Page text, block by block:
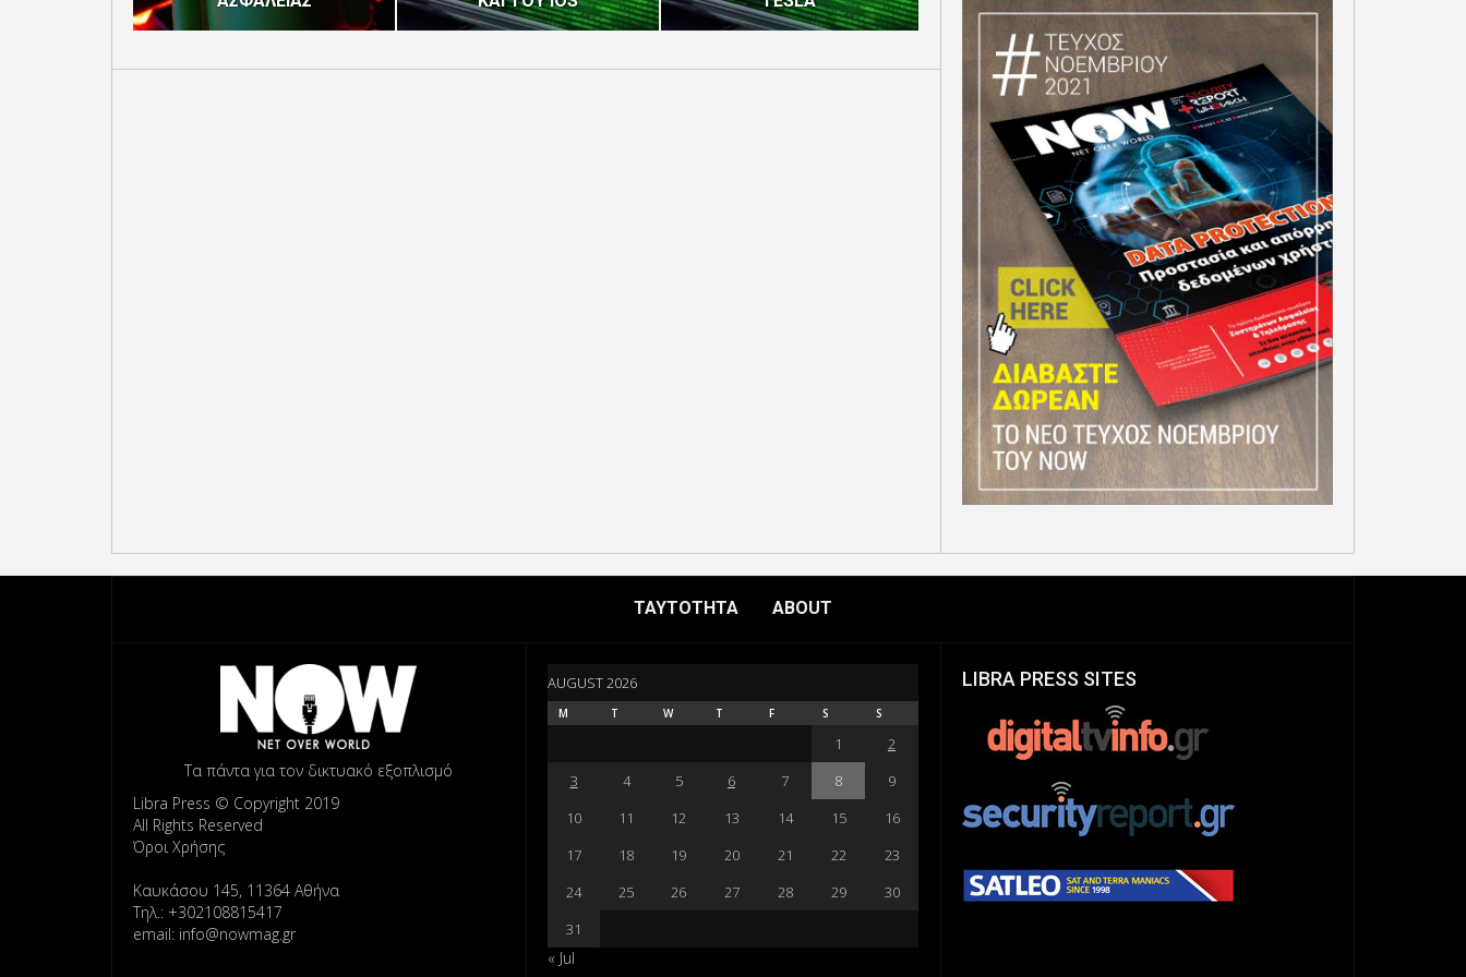
ΤΑΥΤΟΤΗΤΑ ABOUT
Τα πάντα για τον δικτυακό εξοπλισμό
Libra Press © Copyright 2019
All Rights Reserved
Όροι Χρήσης
Καυκάσου 145, 11364 Αθήνα
Τηλ.: +302108815417
email: info@nowmag.gr
AUGUST 2026
M T W T F S S
1
2
3
4 5 6 7 8
9
10
11 12 13 14 15
16
17
18 19 20 21 22
23
24
25 26 27 28 29
30
31
« Jul
LIBRA PRESS SITES